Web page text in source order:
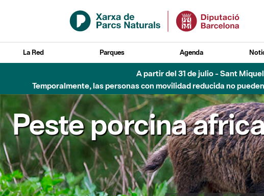
Saltar al contenido principal
La Red Parques Agenda
A partir del 31 de julio - Sant
Temporalmente, las personas con movilidad reducida no
Peste porcina